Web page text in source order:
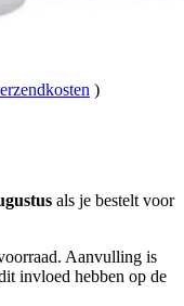
)
als je bestelt voor
Aanvulling is
invloed hebben op de